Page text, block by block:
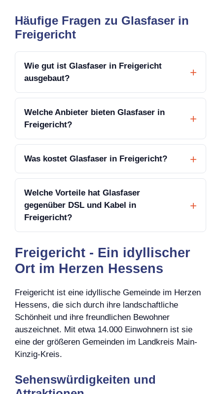
Häufige Fragen zu Glasfaser in
Freigericht
Wie gut ist Glasfaser in Freigericht
ausgebaut?
Welche Anbieter bieten Glasfaser in
Freigericht?
Was kostet Glasfaser in Freigericht?
Welche Vorteile hat Glasfaser
gegenüber DSL und Kabel in
Freigericht?
Freigericht - Ein idyllischer
Ort im Herzen Hessens
Freigericht ist eine idyllische Gemeinde im Herzen
Hessens, die sich durch ihre landschaftliche
Schönheit und ihre freundlichen Bewohner
auszeichnet. Mit etwa 14.000 Einwohnern ist sie
eine der größeren Gemeinden im Landkreis Main-
Kinzig-Kreis.
Sehenswürdigkeiten und